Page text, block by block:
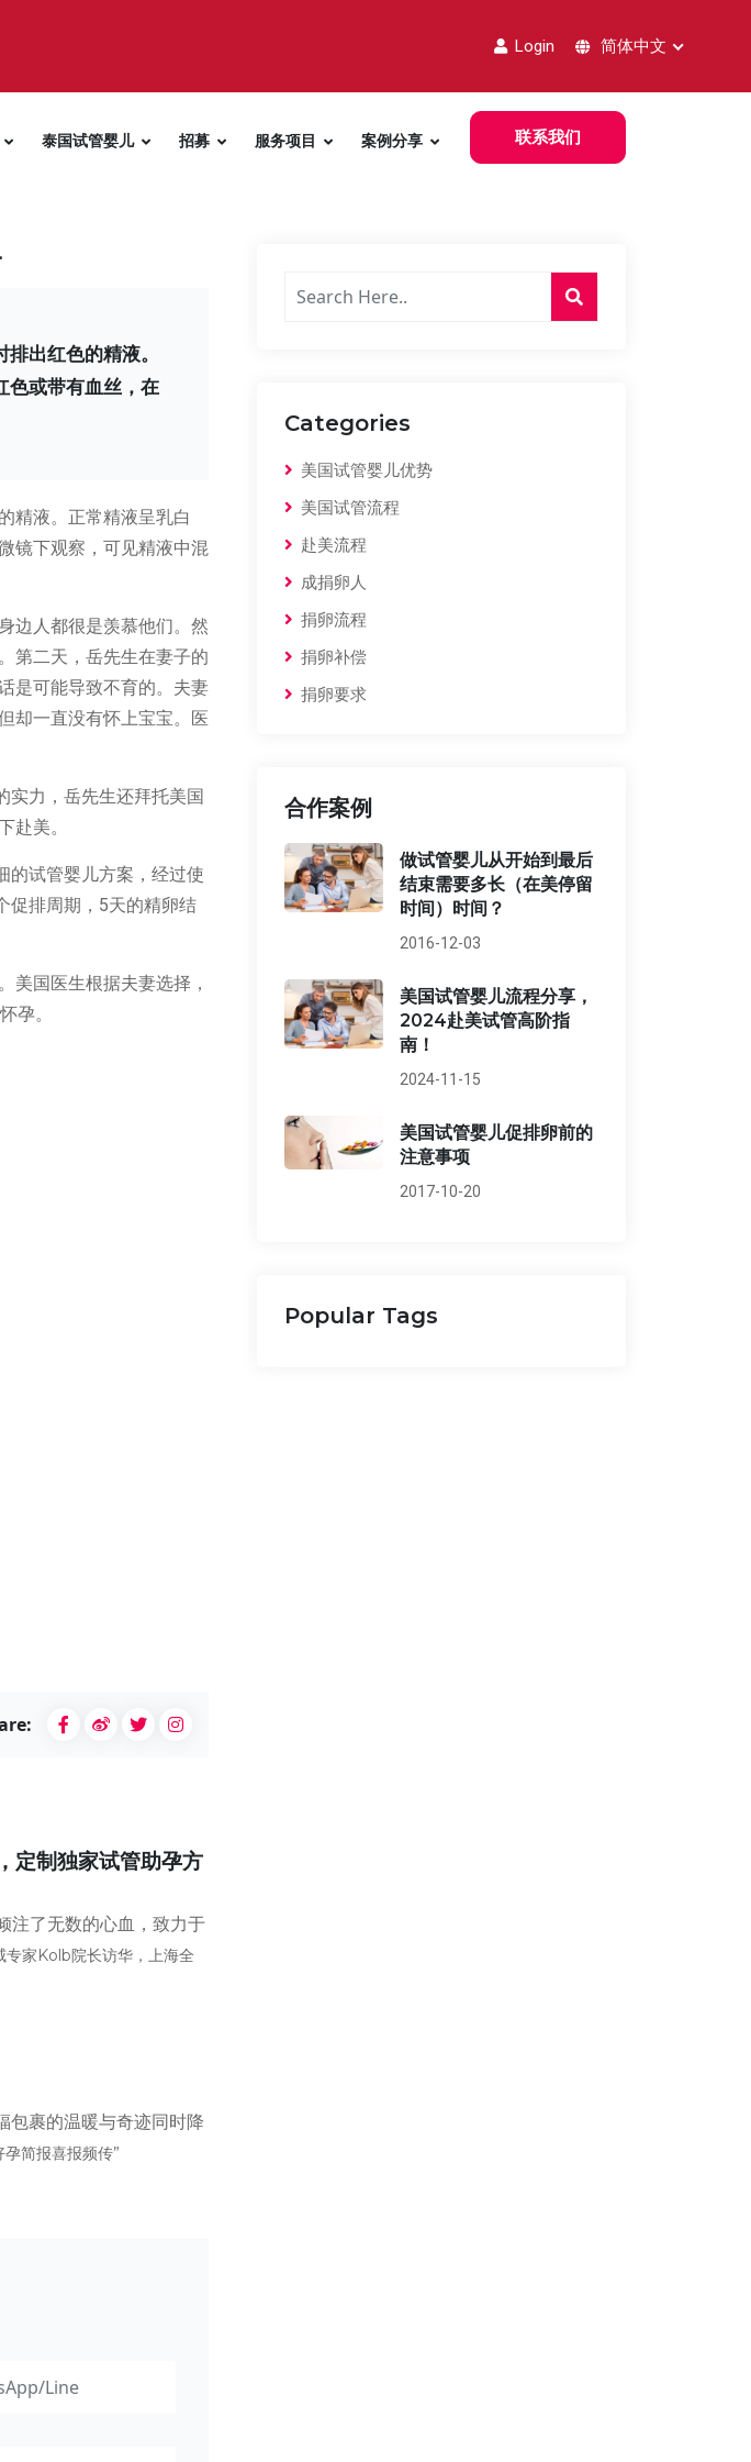
Login 简体中文
泰国试管婴儿 招募 服务项目 案例分享 联系我们
出红色的精液。
色或带有血丝，在
精液。正常精液呈乳白
镜下观察，可见精液中混
边人都很是羡慕他们。然
第二天，岳先生在妻子的
是可能导致不育的。夫妻
却一直没有怀上宝宝。医
实力，岳先生还拜托美国
赴美。
的试管婴儿方案，经过使
促排周期， 5天的精卵结
美国医生根据夫妻选择，
孕。
定制独家试管助孕方
注了无数的心血，致力于
家Kolb院长访华，上海全
包裹的温暖与奇迹同时降
孕简报喜报频传”
Categories
美国试管婴儿优势
美国试管流程
赴美流程
成捐卵人
捐卵流程
捐卵补偿
捐卵要求
合作案例
做试管婴儿从开始到最后
结束需要多长（在美停留
时间）时间？
2016-12-03
美国试管婴儿流程分享，
2024赴美试管高阶指
南！
2024-11-15
美国试管婴儿促排卵前的
注意事项
2017-10-20
Popular Tags